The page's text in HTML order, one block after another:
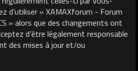
d’utiliser « XAMAXforum - Forum
» alors que des changements ont
d’être légalement responsable
des mises à jour et/ou